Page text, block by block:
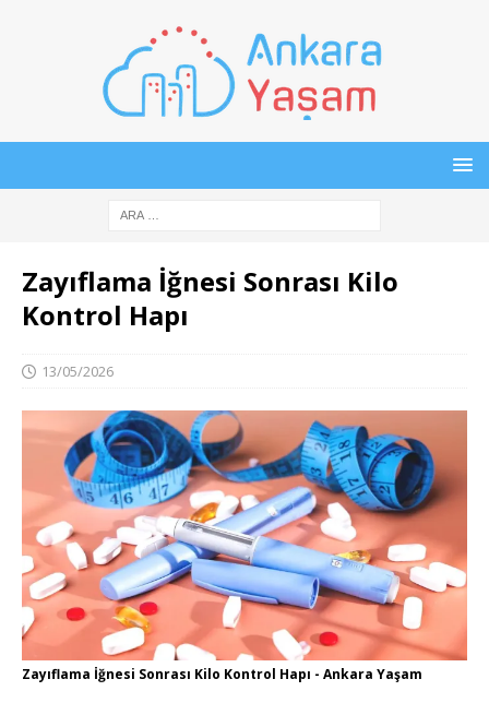
Zayıflama İğnesi Sonrası Kilo
Kontrol Hapı
13/05/2026
Zayıflama İğnesi Sonrası Kilo Kontrol Hapı - Ankara Yaşam